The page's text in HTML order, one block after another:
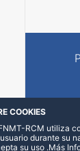
COOKIES
RCM utiliza
durante su
su uso .Más